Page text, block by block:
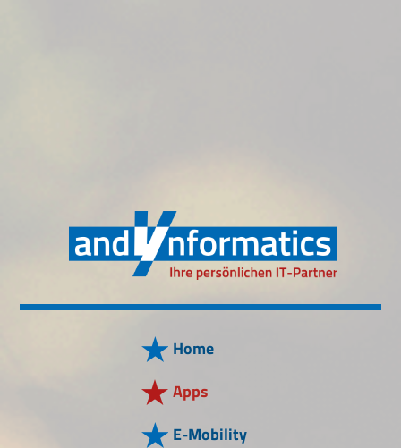
Home
Apps
E-Mobility